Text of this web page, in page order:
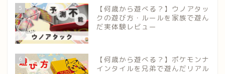
5
【何歳から遊べる？】ウノアタッ
クの遊び方・ルールを家族で遊ん
だ実体験レビュー
6
【何歳から遊べる？】ポケモンナ
インタイルを兄弟で遊んだリアル